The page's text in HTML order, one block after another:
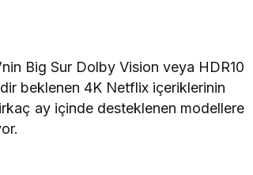
Big Sur Dolby Vision veya HDR10
beklenen 4K Netflix içeriklerinin
ay içinde desteklenen modellere